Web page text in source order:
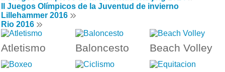
II Juegos Olímpicos de la Juventud de invierno
Lillehammer 2016
Rio 2016
Atletismo Baloncesto Beach Volley